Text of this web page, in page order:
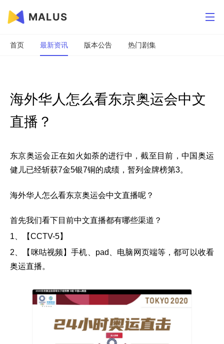
MALUS
首页 最新资讯 版本公告 热门剧集
海外华人怎么看东京奥运会中文
直播？
东京奥运会正在如火如荼的进行中，截至目前，中国奥运
健儿已经斩获7金5银7铜的成绩，暂列金牌榜第3。
海外华人怎么看东京奥运会中文直播呢？
首先我们看下目前中文直播都有哪些渠道？
1、【CCTV-5】
2、【咪咕视频】手机、pad、电脑网页端等，都可以收看
奥运直播。